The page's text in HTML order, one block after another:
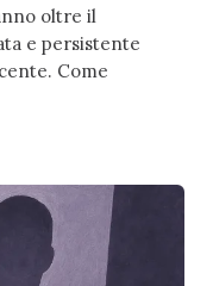
oltre il
e persistente
Come